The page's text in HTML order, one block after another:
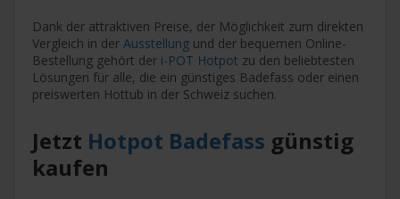
Dank der attraktiven Preise, der Möglichkeit zum direkten
Vergleich in der Ausstellung und der bequemen Online-
Bestellung gehört der i-POT Hotpot zu den beliebtesten
Lösungen für alle, die ein günstiges Badefass oder einen
preiswerten Hottub in der Schweiz suchen.
Jetzt Hotpot Badefass günstig
kaufen